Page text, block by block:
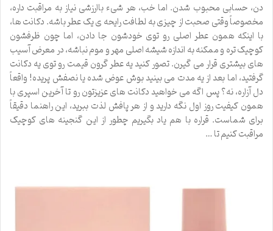
دن، حسابی محبوب شدن. اما خب، هر شیء باارزشی نیاز به مراقبت داره،
مخصوصاً وقتی صحبت از چیزی به لطافت رایحه ی یک عطر باشه. دکانت ها،
با اینکه همون عطر اصلی رو توی خودشون جا دادن، اما چون ظرفشون
کوچیک تره و ممکنه به اندازه شیشه اصلی مهر و موم نباشه، در معرض آسیب
های بیشتری قرار می گیرن. تصور کنید یه عطر گرون قیمت رو توی یه دکانت
گرفتید، اما بعد از یه مدت می بینید بوش عوض شده یا نصفش پریده! واقعاً
دل آزاره، نه؟ پس اگه می خواهید دکانت های عزیزتون رو تا آخرین اسپری با
همون کیفیت روز اول نگه دارید و از هر پافش لذت ببرید، این راهنما دقیقاً
برای شماست. قراره با هم یاد بگیریم چطور از این گنجینه های کوچیک
مراقبت کنیم تا …